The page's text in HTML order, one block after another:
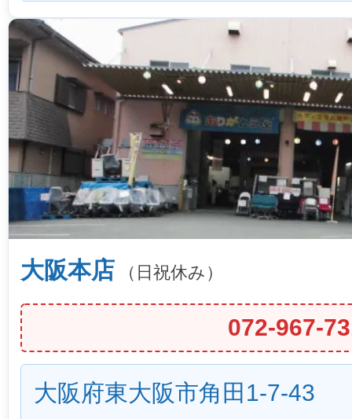
大阪本店 （日祝休み）
072-967-
大阪府東大阪市角田1-7-43